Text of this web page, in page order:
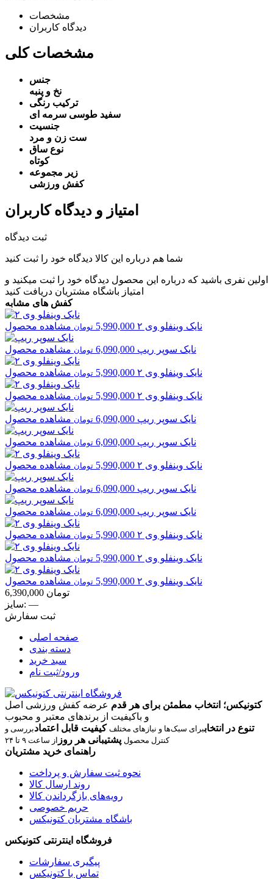
مشخصات
دیدگاه کاربران
مشخصات کلی
جنس
نخ و پنبه
ترکیب رنگی
سفید طوسی سرمه ای
جنسیت
ست زن و مرد
نوع ساق
کوتاه
زیر مجموعه
کفش ورزشی
امتیاز و دیدگاه کاربران
ثبت دیدگاه
شما هم درباره این کالا دیدگاه خود را ثبت کنید
اولین نفری باشید که درباره این محصول دیدگاه خود را ثبت میکنید و
امتیاز باشگاه مشتریان دریافت کنید
کفش های مشابه
نایک وینفلو وی ۲ 5,990,000 تومان مشاهده محصول
نایک سوپر ریپ 6,090,000 تومان مشاهده محصول
نایک وینفلو وی ۲ 5,990,000 تومان مشاهده محصول
نایک وینفلو وی ۲ 5,990,000 تومان مشاهده محصول
نایک سوپر ریپ 6,090,000 تومان مشاهده محصول
نایک سوپر ریپ 6,090,000 تومان مشاهده محصول
نایک وینفلو وی ۲ 5,990,000 تومان مشاهده محصول
نایک سوپر ریپ 6,090,000 تومان مشاهده محصول
نایک سوپر ریپ 6,090,000 تومان مشاهده محصول
نایک وینفلو وی ۲ 5,990,000 تومان مشاهده محصول
نایک وینفلو وی ۲ 5,990,000 تومان مشاهده محصول
نایک وینفلو وی ۲ 5,990,000 تومان مشاهده محصول
6,390,000 تومان
سایز: —
ثبت سفارش
صفحه اصلی
دسته بندی
سبد خرید
ورود/ثبت نام
کتونیکس؛ انتخاب مطمئن برای هر قدم عرضه کفش ورزشی اصل
و باکیفیت از برندهای معتبر و محبوب
تنوع در انتخاببرای سبک‌ها و نیازهای مختلف کیفیت قابل اعتمادبررسی و
کنترل محصول پشتیبانی هر روز از ساعت ۹ تا ۲۴
راهنمای خرید مشتریان
نحوه ثبت سفارش و پرداخت
روند ارسال کالا
رویه‌های بازگرداندن کالا
حریم خصوصی
باشگاه مشتریان کتونیکس
فروشگاه اینترنتی کتونیکس
پیگیری سفارشات
تماس با کتونیکس